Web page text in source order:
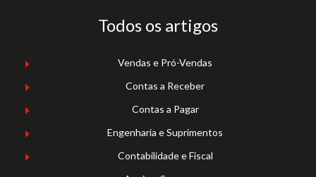
Todos os artigos
Vendas e Pró-Vendas
Contas a Receber
Contas a Pagar
Engenharia e Suprimentos
Contabilidade e Fiscal